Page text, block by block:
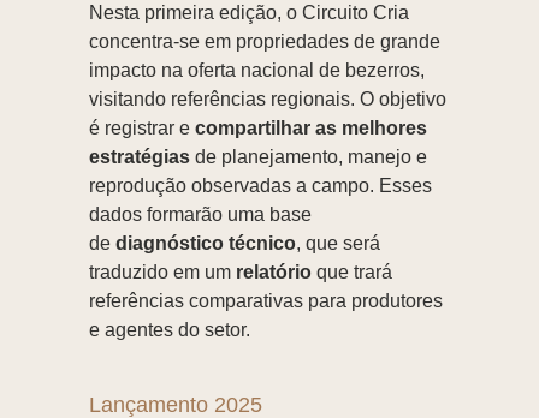
Nesta primeira edição, o Circuito Cria
concentra-se em propriedades de grande
impacto na oferta nacional de bezerros,
visitando referências regionais. O objetivo
é registrar e compartilhar as melhores
estratégias de planejamento, manejo e
reprodução observadas a campo. Esses
dados formarão uma base
de diagnóstico técnico, que será
traduzido em um relatório que trará
referências comparativas para produtores
e agentes do setor.
Lançamento 2025